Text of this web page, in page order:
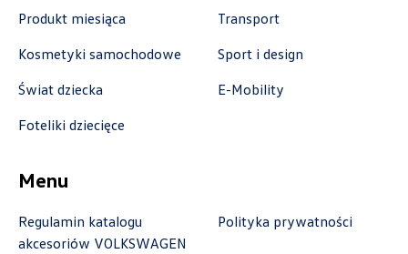
ul. Zakładowa 18, Kielce
czesci@vwautocentrum.com.pl
Autoremo
Produkt miesiąca
Transport
Kosmetyki samochodowe
Sport i design
Świat dziecka
E-Mobility
Foteliki dziecięce
Menu
Regulamin katalogu
akcesoriów VOLKSWAGEN
Polityka prywatności